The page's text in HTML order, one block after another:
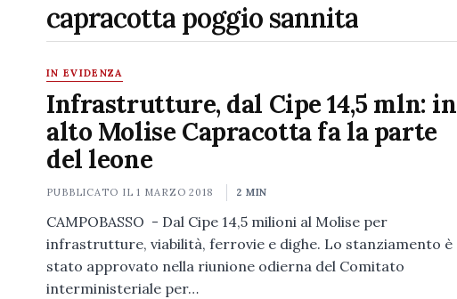
capracotta poggio sannita
IN EVIDENZA
Infrastrutture, dal Cipe 14,5 mln: in
alto Molise Capracotta fa la parte
del leone
PUBBLICATO IL1 MARZO 2018 2 MIN
CAMPOBASSO - Dal Cipe 14,5 milioni al Molise per
infrastrutture, viabilità, ferrovie e dighe. Lo stanziamento è
stato approvato nella riunione odierna del Comitato
interministeriale per…